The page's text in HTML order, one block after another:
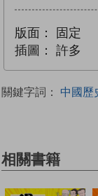
版面：
固定
插圖：
許多
關鍵字詞： 中國歷
相關書籍